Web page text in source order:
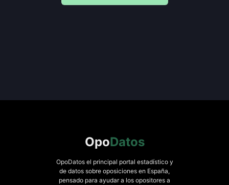
OpoDatos
OpoDatos el principal portal estadístico y
de datos sobre oposiciones en España,
pensado para ayudar a los opositores a